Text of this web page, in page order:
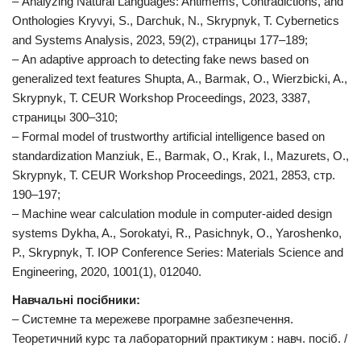
Onthologies Kryvyi, S., Darchuk, N., Skrypnyk, T. Cybernetics
and Systems Analysis, 2023, 59(2), страницы 177–189;
– An adaptive approach to detecting fake news based on
generalized text features Shupta, A., Barmak, O., Wierzbicki, A.,
Skrypnyk, T. CEUR Workshop Proceedings, 2023, 3387,
страницы 300–310;
– Formal model of trustworthy artificial intelligence based on
standardization Manziuk, E., Barmak, O., Krak, I., Mazurets, O.,
Skrypnyk, T. CEUR Workshop Proceedings, 2021, 2853, стр.
190–197;
– Machine wear calculation module in computer-aided design
systems Dykha, A., Sorokatyi, R., Pasichnyk, O., Yaroshenko,
P., Skrypnyk, T. IOP Conference Series: Materials Science and
Engineering, 2020, 1001(1), 012040.
Навчальні посібники:
‒ Системне та мережеве програмне забезпечення.
Теоретичний курс та лабораторний практикум : навч. посіб. /